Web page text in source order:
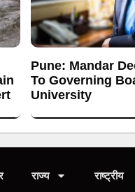
Pune: Mandar
To Governing
University
राज्य राष्ट्रीय